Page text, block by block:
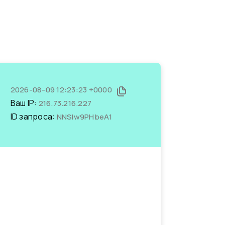
2026-08-09 12:23:23 +0000
Ваш IP: 216.73.216.227
ID запроса: NNSIw9PHbeA1